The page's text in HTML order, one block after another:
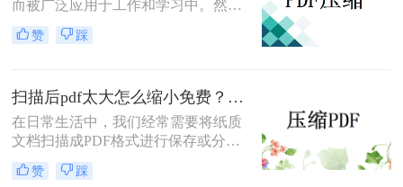
而被广泛应用于工作和学习中。然
而，有时候我们需要将PDF文件压缩
到较小的体积，以便于存储、传输或
缩至2M以内的方法。
赞 踩
扫描后pdf太大怎么缩小免费？这3种缩方法一起来看看！
在日常生活中，我们经常需要将纸质
文档扫描成PDF格式进行保存或分
享。然而，扫描后的PDF文件有时会
因为包含高质量的图像或复杂的布局
赞 踩